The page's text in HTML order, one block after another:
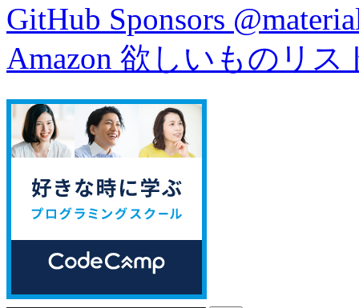
GitHub Sponsors
Amazon 欲しいものリス